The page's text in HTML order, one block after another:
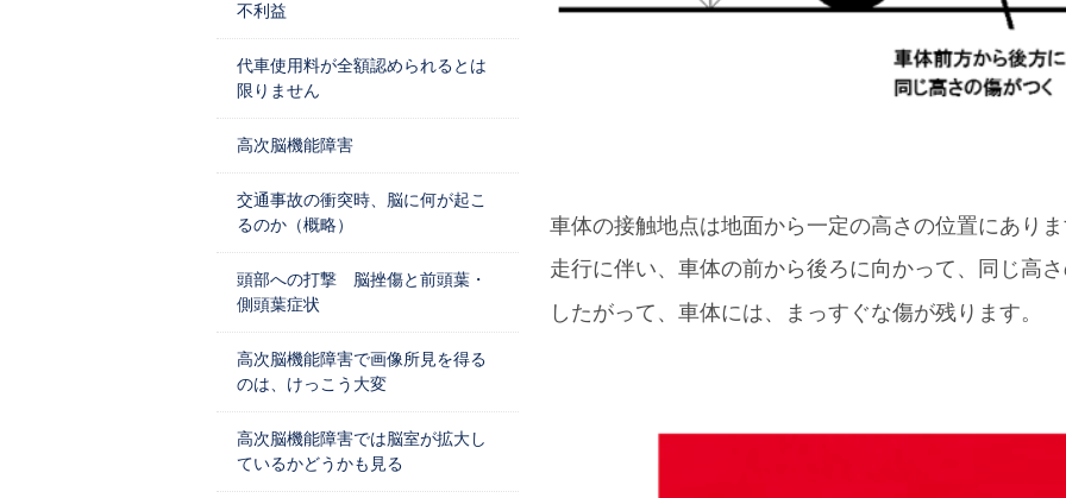
車体の接触地点は地面から一定の高さの位置にあり
走行に伴い、車体の前から後ろに向かって、同じ高
したがって、車体には、まっすぐな傷が残ります。
不利益
代車使用料が全額認められるとは
限りません
高次脳機能障害
交通事故の衝突時、脳に何が起こ
るのか（概略）
頭部への打撃 脳挫傷と前頭葉・
側頭葉症状
高次脳機能障害で画像所見を得る
のは、けっこう大変
高次脳機能障害では脳室が拡大し
ているかどうかも見る